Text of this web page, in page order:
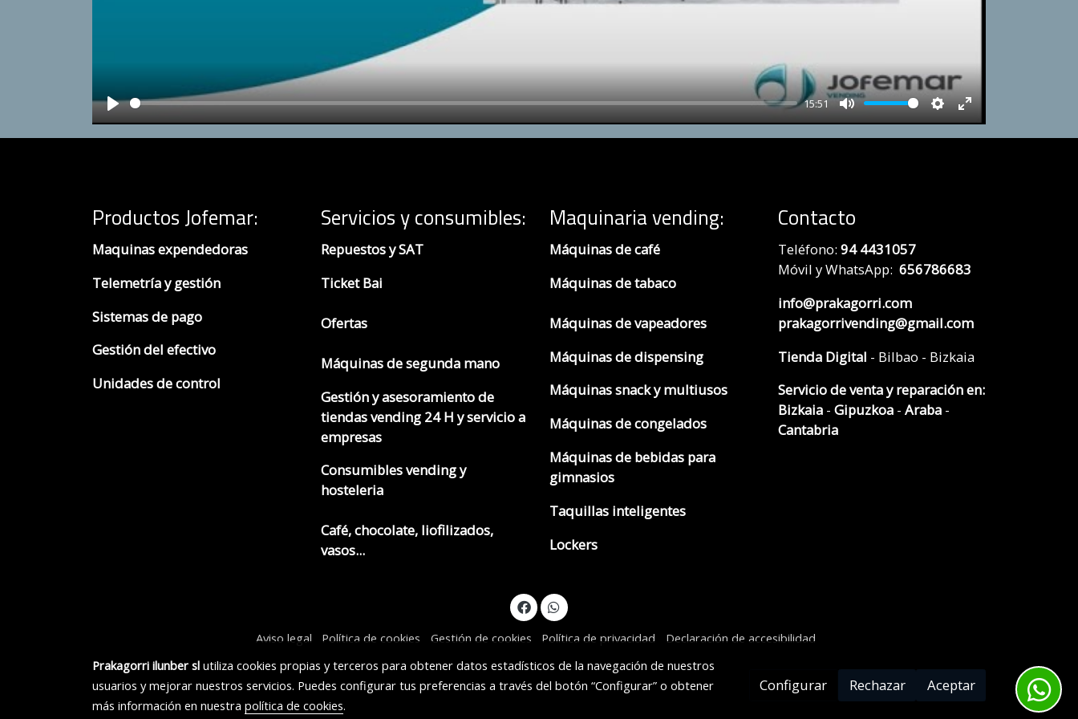
Play
15:51
Mute Settings
Enter
fullscreen
Productos Jofemar:
Maquinas expendedoras
Telemetría y gestión
Sistemas de pago
Gestión del efectivo
Unidades de control
Servicios y consumibles:
Repuestos y SAT
Ticket Bai
Ofertas
Máquinas de segunda mano
Gestión y asesoramiento de
tiendas vending 24 H y servicio a
empresas
Consumibles vending y
hosteleria
Café, chocolate, liofilizados,
vasos...
Maquinaria vending:
Máquinas de café
Máquinas de tabaco
Máquinas de vapeadores
Máquinas de dispensing
Máquinas snack y multiusos
Máquinas de congelados
Máquinas de bebidas para
gimnasios
Taquillas inteligentes
Lockers
Contacto
Teléfono: 94 4431057
Móvil y WhatsApp: 656786683
info@prakagorri.com
prakagorrivending@gmail.com
Tienda Digital - Bilbao - Bizkaia
Servicio de venta y reparación en:
Bizkaia- Gipuzkoa- Araba-
Cantabria
Aviso legal Política de cookies Gestión de cookies Política de privacidad
Declaración de accesibilidad
Prakagorri ilunber slutiliza cookies propias y terceros para obtener datos estadísticos de la navegación de nuestros
usuarios y mejorar nuestros servicios. Puedes configurar tus preferencias a través del botón “Configurar” o obtener
más información en nuestra política de cookies.
Configurar Rechazar Aceptar